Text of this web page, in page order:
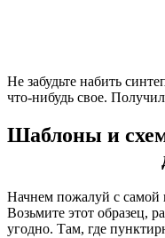
Не забудьте набить
что-нибудь свое.
Шаблоны и
Начнем пожалуй с
Возьмите этот образец,
угодно. Там, где